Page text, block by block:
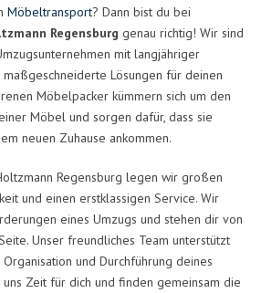
Möbeltransport? Dann bist du bei
Regensburg genau richtig! Wir sind
mit langjähriger
Lösungen für deinen
Möbelpacker kümmern sich um den
Möbel und sorgen dafür, dass sie
neuen Zuhause ankommen.
Regensburg legen wir großen
und einen erstklassigen Service. Wir
eines Umzugs und stehen dir von
Unser freundliches Team unterstützt
und Durchführung deines
uns Zeit für dich und finden gemeinsam die